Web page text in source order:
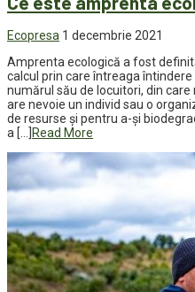
Ecopresa 1 decembrie 2021
Amprenta ecologică a fost
calcul prin care întreaga
numărul său de locuitori, din
are nevoie un individ sau o
de resurse și pentru a-și
a […] Read More